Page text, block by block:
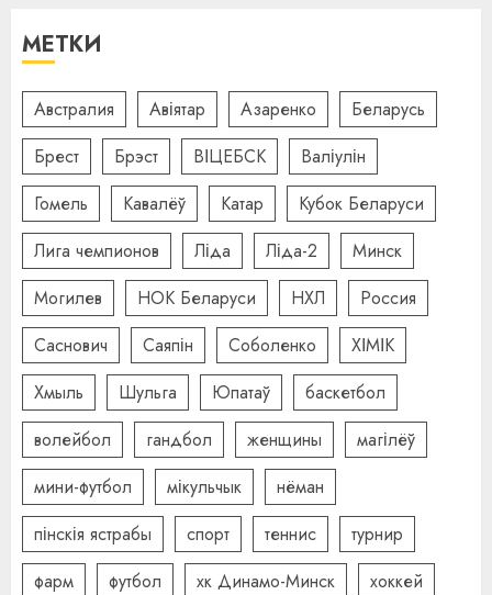
МЕТКИ
Австралия Авіятар Азаренко
Беларусь
Брест
Брэст ВІЦЕБСК
Валіулін
Гомель
Кавалёў Катар
Кубок Беларуси
Лига чемпионов
Ліда Ліда-2
Минск
Могилев
НОК Беларуси НХЛ
Россия
Саснович
Саяпін Соболенко
ХІМІК
Хмыль
Шульга Юпатаў
баскетбол
волейбол
гандбол женщины
магілёў
мини-футбол
мікульчык
нёман
пінскія ястрабы
спорт теннис
турнир
фарм
футбол хк Динамо-Минск
хоккей